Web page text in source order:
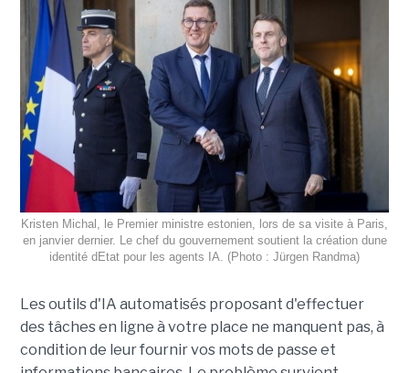
Kristen Michal, le Premier ministre estonien, lors de sa visite à Paris,
en janvier dernier. Le chef du gouvernement soutient la création dune
identité dEtat pour les agents IA. (Photo : Jürgen Randma)
Les outils d'IA automatisés proposant d'effectuer
des tâches en ligne à votre place ne manquent pas, à
condition de leur fournir vos mots de passe et